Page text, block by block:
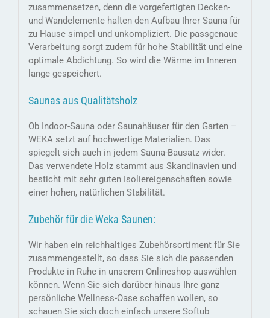
zusammensetzen, denn die vorgefertigten Decken-
und Wandelemente halten den Aufbau Ihrer Sauna für
zu Hause simpel und unkompliziert. Die passgenaue
Verarbeitung sorgt zudem für hohe Stabilität und eine
optimale Abdichtung. So wird die Wärme im Inneren
lange gespeichert.
Saunas aus Qualitätsholz
Ob Indoor-Sauna oder Saunahäuser für den Garten –
WEKA setzt auf hochwertige Materialien. Das
spiegelt sich auch in jedem Sauna-Bausatz wider.
Das verwendete Holz stammt aus Skandinavien und
besticht mit sehr guten Isoliereigenschaften sowie
einer hohen, natürlichen Stabilität.
Zubehör für die Weka Saunen:
Wir haben ein reichhaltiges Zubehörsortiment für Sie
zusammengestellt, so dass Sie sich die passenden
Produkte in Ruhe in unserem Onlineshop auswählen
können. Wenn Sie sich darüber hinaus Ihre ganz
persönliche Wellness-Oase schaffen wollen, so
schauen Sie sich doch einfach unsere Softub